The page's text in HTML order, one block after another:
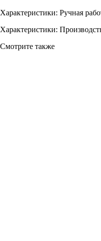
Характеристики: Ручная
Характеристики:
Смотрите также